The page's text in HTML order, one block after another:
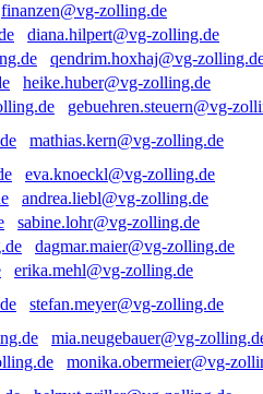
finanzen@vg-zolling.de
diana.hilpert@vg-zolling.de
qendrim.hoxhaj@vg-
heike.huber@vg-zolling.de
gebuehren.steuern@vg-
mathias.kern@vg-zolling.de
eva.knoeckl@vg-zolling.de
andrea.liebl@vg-zolling.de
sabine.lohr@vg-zolling.de
dagmar.maier@vg-zolling.de
erika.mehl@vg-zolling.de
stefan.meyer@vg-zolling.de
mia.neugebauer@vg-
monika.obermeier@vg-